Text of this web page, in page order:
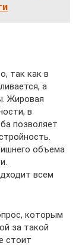
так как в
а
Жировая
в
позволяет
объема
всем
которым
за такой
стоит